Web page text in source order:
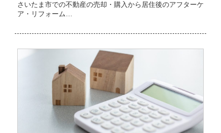
さいたま市での不動産の売却・購入から居住後のアフターケ
ア・リフォーム…